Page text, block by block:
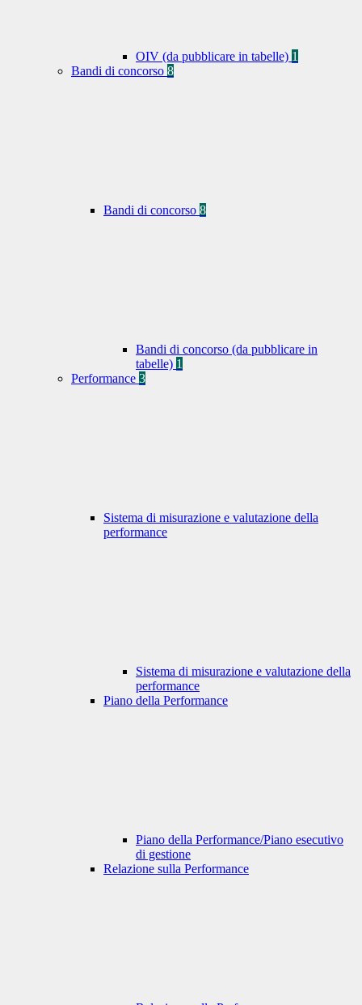
OIV (da pubblicare in tabelle) 1
Bandi di concorso 8
Bandi di concorso 8
Bandi di concorso (da pubblicare in
tabelle) 1
Performance 3
Sistema di misurazione e valutazione della
performance
Sistema di misurazione e valutazione della
performance
Piano della Performance
Piano della Performance/Piano esecutivo
di gestione
Relazione sulla Performance